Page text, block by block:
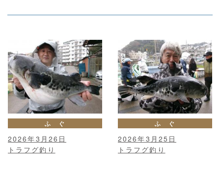
ふ ぐ
2026年3月26日
トラフグ釣り
ふ ぐ
2026年3月25日
トラフグ釣り